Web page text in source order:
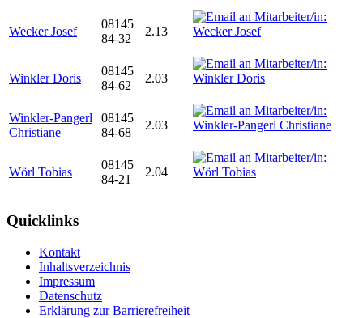
Wecker Josef
08145
84-32
2.13
Winkler Doris
08145
84-62
2.03
Winkler-Pangerl
Christiane
08145
84-68
2.03
Wörl Tobias
08145
84-21
2.04
Quicklinks
Kontakt
Inhaltsverzeichnis
Impressum
Datenschutz
Erklärung zur Barrierefreiheit